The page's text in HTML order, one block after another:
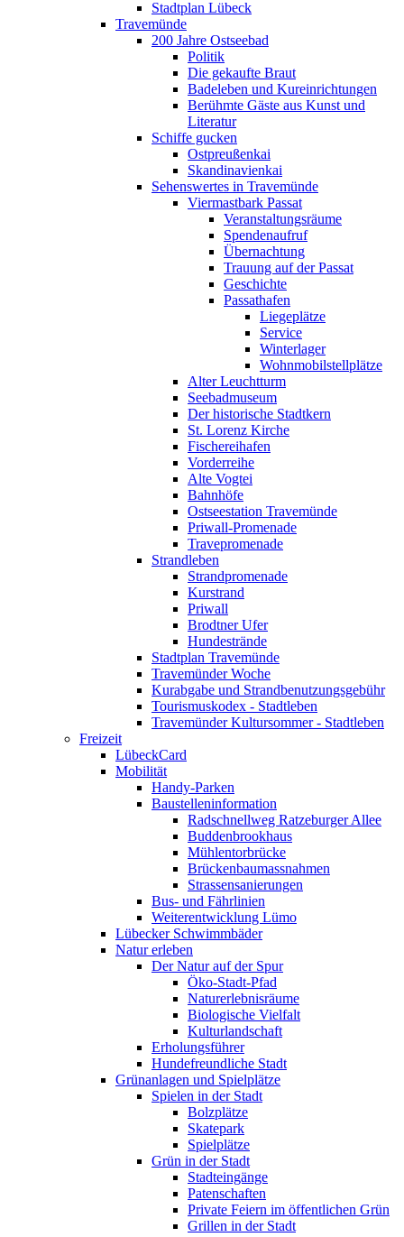
Stadtplan Lübeck
Travemünde
200 Jahre Ostseebad
Politik
Die gekaufte Braut
Badeleben und Kureinrichtungen
Berühmte Gäste aus Kunst und
Literatur
Schiffe gucken
Ostpreußenkai
Skandinavienkai
Sehenswertes in Travemünde
Viermastbark Passat
Veranstaltungsräume
Spendenaufruf
Übernachtung
Trauung auf der Passat
Geschichte
Passathafen
Liegeplätze
Service
Winterlager
Wohnmobilstellplätze
Alter Leuchtturm
Seebadmuseum
Der historische Stadtkern
St. Lorenz Kirche
Fischereihafen
Vorderreihe
Alte Vogtei
Bahnhöfe
Ostseestation Travemünde
Priwall-Promenade
Travepromenade
Strandleben
Strandpromenade
Kurstrand
Priwall
Brodtner Ufer
Hundestrände
Stadtplan Travemünde
Travemünder Woche
Kurabgabe und Strandbenutzungsgebühr
Tourismuskodex - Stadtleben
Travemünder Kultursommer - Stadtleben
Freizeit
LübeckCard
Mobilität
Handy-Parken
Baustelleninformation
Radschnellweg Ratzeburger Allee
Buddenbrookhaus
Mühlentorbrücke
Brückenbaumassnahmen
Strassensanierungen
Bus- und Fährlinien
Weiterentwicklung Lümo
Lübecker Schwimmbäder
Natur erleben
Der Natur auf der Spur
Öko-Stadt-Pfad
Naturerlebnisräume
Biologische Vielfalt
Kulturlandschaft
Erholungsführer
Hundefreundliche Stadt
Grünanlagen und Spielplätze
Spielen in der Stadt
Bolzplätze
Skatepark
Spielplätze
Grün in der Stadt
Stadteingänge
Patenschaften
Private Feiern im öffentlichen Grün
Grillen in der Stadt